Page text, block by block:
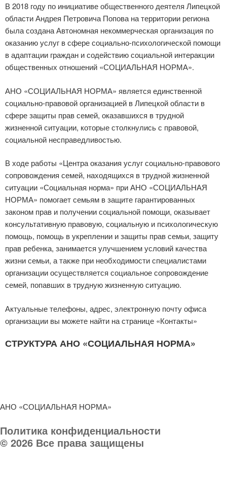
В 2018 году по инициативе общественного деятеля Липецкой
области Андрея Петровича Попова на территории региона
была создана Автономная некоммерческая организация по
оказанию услуг в сфере социально-психологической помощи
в адаптации граждан и содействию социальной интеракции
общественных отношений «СОЦИАЛЬНАЯ НОРМА».
АНО «СОЦИАЛЬНАЯ НОРМА» является единственной
социально-правовой организацией в Липецкой области в
сфере защиты прав семей, оказавшихся в трудной
жизненной ситуации, которые столкнулись с правовой,
социальной несправедливостью.
В ходе работы «Центра оказания услуг социально-правового
сопровождения семей, находящихся в трудной жизненной
ситуации «Социальная норма» при АНО «СОЦИАЛЬНАЯ
НОРМА» помогает семьям в защите гарантированных
законом прав и получении социальной помощи, оказывает
консультативную правовую, социальную и психологическую
помощь, помощь в укреплении и защиты прав семьи, защиту
прав ребенка, занимается улучшением условий качества
жизни семьи, а также при необходимости специалистами
организации осуществляется социальное сопровождение
семей, попавших в трудную жизненную ситуацию.
Актуальные телефоны, адрес, электронную почту офиса
организации вы можете найти на странице «Контакты»
СТРУКТУРА АНО «СОЦИАЛЬНАЯ НОРМА»
АНО «СОЦИАЛЬНАЯ НОРМА»
Политика конфиденциальности
© 2026 Все права защищены